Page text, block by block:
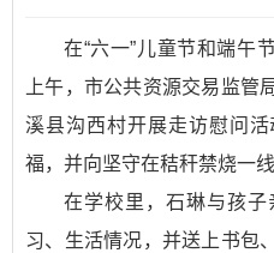
在“六一”儿童节和端午
上午，市公共资源交易监管
溪县沟西村开展走访慰问
福，并向坚守在秸秆禁烧一
在学校里，石琳与孩
习、生活情况，并送上书包